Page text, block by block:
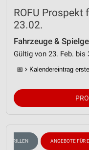
ROFU Prospekt
23.02.
Fahrzeuge &
Gültig von 23. Feb. bis
📅 Kalendereintrag
GRILLEN ANGEBOTE FÜR